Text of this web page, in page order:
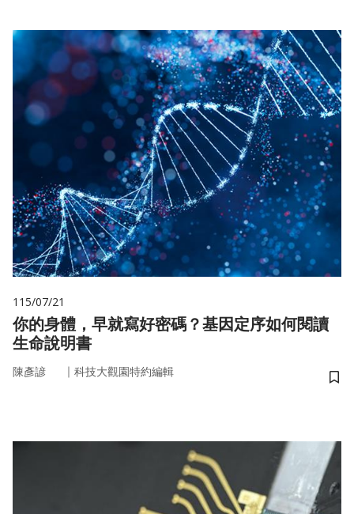
115/07/21
你的身體，早就寫好密碼？基因定序如何閱讀
生命說明書
陳彥諺 ｜ 科技大觀園特約編輯
儲